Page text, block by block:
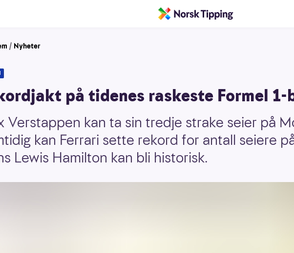
/ Nyheter
på tidenes raskeste Formel 1-
Verstappen kan ta sin tredje strake seier på
kan Ferrari sette rekord for antall seiere
Lewis Hamilton kan bli historisk.